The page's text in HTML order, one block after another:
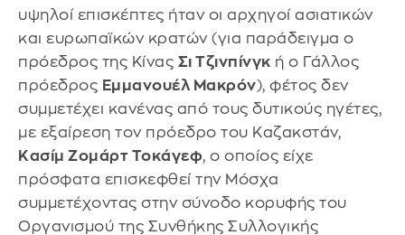
υψηλοί επισκέπτες ήταν οι αρχηγοί ασιατικών
και ευρωπαϊκών κρατών (για παράδειγμα ο
πρόεδρος της Κίνας Σι Τζινπίνγκ ή ο Γάλλος
πρόεδρος Εμμανουέλ Μακρόν), φέτος δεν
συμμετέχει κανένας από τους δυτικούς ηγέτες,
με εξαίρεση τον πρόεδρο του Καζακστάν,
Κασίμ Ζομάρτ Τοκάγεφ, ο οποίος είχε
πρόσφατα επισκεφθεί την Μόσχα
συμμετέχοντας στην σύνοδο κορυφής του
Οργανισμού της Συνθήκης Συλλογικής